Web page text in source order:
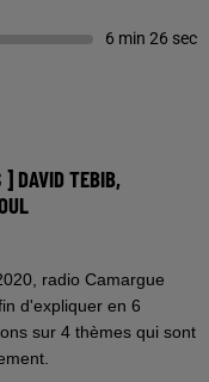
6 min 26 sec
] DAVID TEBIB,
radio Camargue
d'expliquer en 6
sur 4 thèmes qui sont